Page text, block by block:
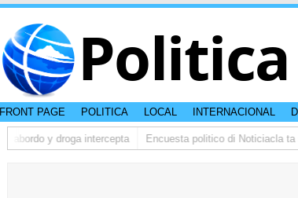
Politica
FRONT PAGE POLITICA LOCAL INTERNACIONAL
y droga intercepta Encuesta politico di Noticiacla ta